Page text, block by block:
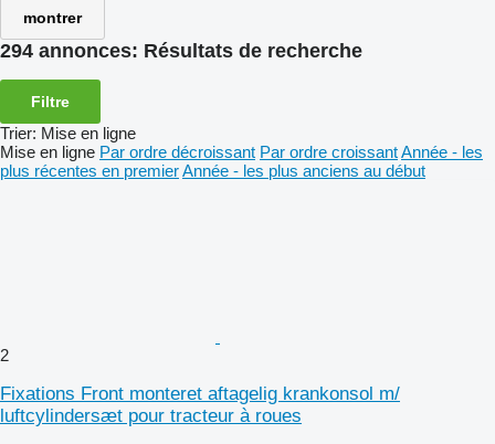
montrer
294 annonces: Résultats de recherche
Filtre
Trier: Mise en ligne
Mise en ligne Par ordre décroissant Par ordre croissantAnnée - les
plus récentes en premierAnnée - les plus anciens au début
2
Fixations Front monteret aftagelig krankonsol m/
luftcylindersæt pour tracteur à roues